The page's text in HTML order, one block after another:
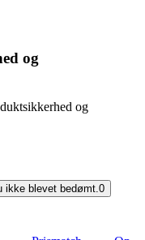
og
og
ikke blevet bedømt.0